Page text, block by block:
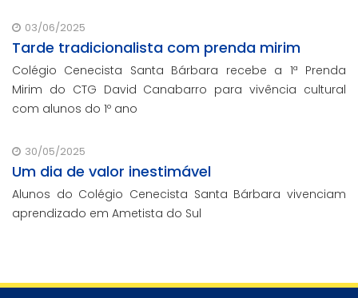
03/06/2025
Tarde tradicionalista com prenda mirim
Colégio Cenecista Santa Bárbara recebe a 1ª Prenda
Mirim do CTG David Canabarro para vivência cultural
com alunos do 1º ano
30/05/2025
Um dia de valor inestimável
Alunos do Colégio Cenecista Santa Bárbara vivenciam
aprendizado em Ametista do Sul